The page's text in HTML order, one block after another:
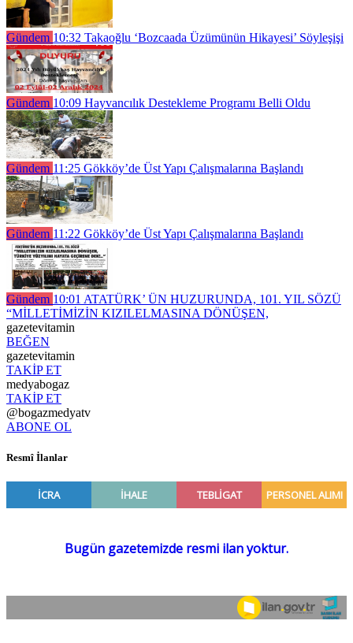
Gündem 10:32 Takaoğlu ‘Bozcaada Üzümünün Hikayesi’ Söyleşişi
Gündem 10:09 Hayvancılık Destekleme Programı Belli Oldu
Gündem 11:25 Gökköy’de Üst Yapı Çalışmalarına Başlandı
Gündem 11:22 Gökköy’de Üst Yapı Çalışmalarına Başlandı
Gündem 10:01 ATATÜRK’ ÜN HUZURUNDA, 101. YIL SÖZÜ
“MİLLETİMİZİN KIZILELMASINA DÖNÜŞEN,
gazetevitamin
BEĞEN
gazetevitamin
TAKİP ET
medyabogaz
TAKİP ET
@bogazmedyatv
ABONE OL
Resmî İlanlar